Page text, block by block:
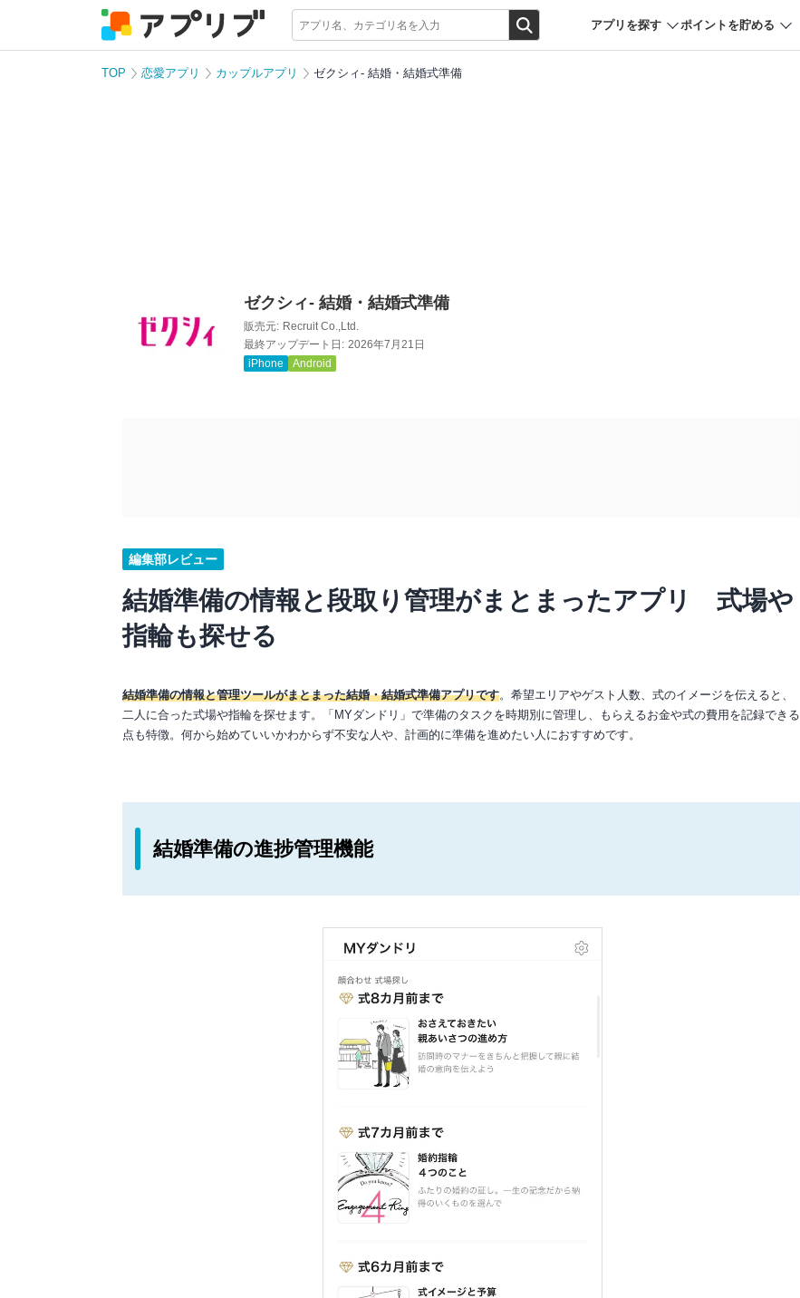
アプリを探す ポイントを貯める
TOP 恋愛アプリ カップルアプリ ゼクシィ- 結婚・結婚式準備
ゼクシィ- 結婚・結婚式準備
販売元: Recruit Co.,Ltd.
最終アップデート日: 2026年7月21日
iPhone
Android
編集部レビュー
結婚準備の情報と段取り管理がまとまったアプリ 式場や
指輪も探せる
結婚準備の情報と管理ツールがまとまった結婚・結婚式準備アプリです。希望エリアやゲスト人数、式のイメージを伝えると、
二人に合った式場や指輪を探せます。「MYダンドリ」で準備のタスクを時期別に管理し、もらえるお金や式の費用を記録できる
点も特徴。何から始めていいかわからず不安な人や、計画的に準備を進めたい人におすすめです。
結婚準備の進捗管理機能